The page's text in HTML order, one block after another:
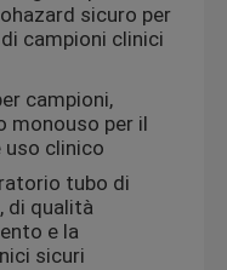
sicuro per
campioni clinici
campioni,
monouso per il
clinico
tubo di
di qualità
e la
sicuri